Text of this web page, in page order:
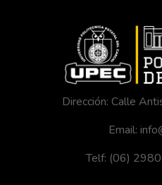
Dirección: Calle
Email:
Telf: (06)